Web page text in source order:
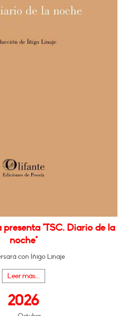
"TSC. Diario de la
noche"
con Íñigo Linaje
Leer más...
2026